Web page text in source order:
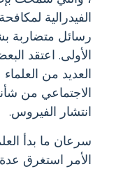
الفيدرالية
رسائل متضاربة
الأولى. اعتقد
العديد من
الاجتماعي من
انتشار الفيروس.
سرعان ما بدأ
الأمر استغرق